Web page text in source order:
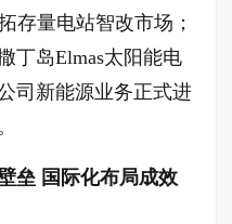
存量电站智改市场；
丁岛Elmas太阳能电
司新能源业务正式进
垒 国际化布局成效